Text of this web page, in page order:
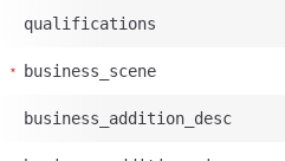
qualifications
business_scene
business_addition_desc